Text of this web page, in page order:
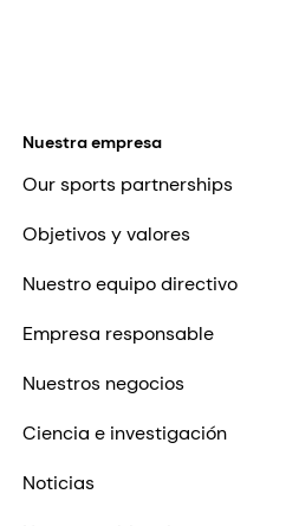
Nuestra empresa
Our sports partnerships
Objetivos y valores
Nuestro equipo directivo
Empresa responsable
Nuestros negocios
Ciencia e investigación
Noticias